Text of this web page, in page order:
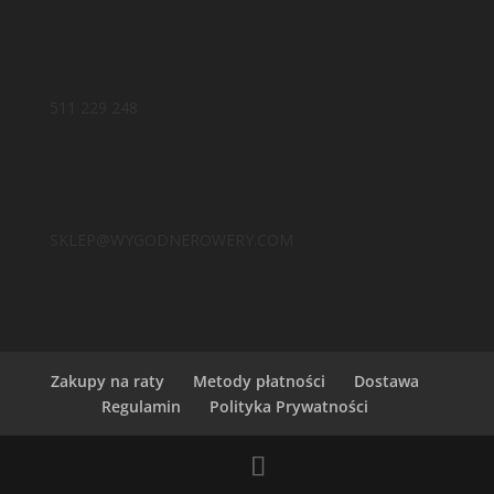
Zakupy na raty Metody płatności
Dostawa
Regulamin
Polityka Prywatności